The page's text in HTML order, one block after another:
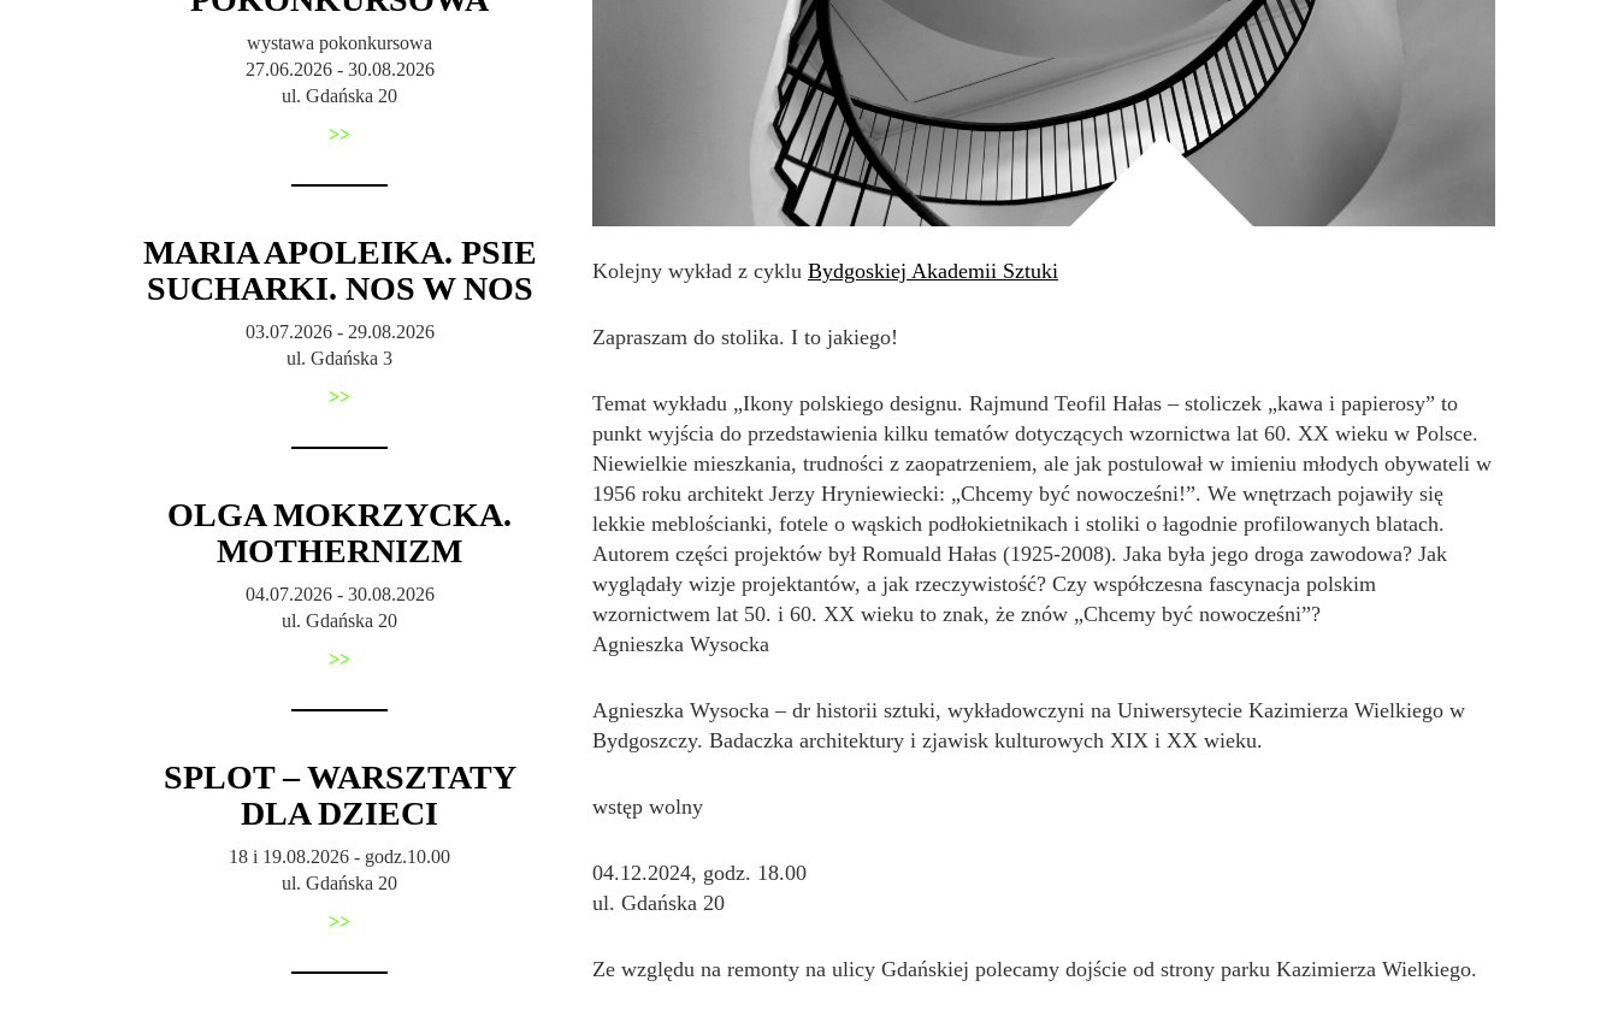
wystawa pokonkursowa
27.06.2026 - 30.08.2026
ul. Gdańska 20
>>
MARIA APOLEIKA. PSIE
SUCHARKI. NOS W NOS
03.07.2026 - 29.08.2026
ul. Gdańska 3
>>
OLGA MOKRZYCKA.
MOTHERNIZM
04.07.2026 - 30.08.2026
ul. Gdańska 20
>>
SPLOT – WARSZTATY
DLA DZIECI
18 i 19.08.2026 - godz.10.00
ul. Gdańska 20
>>
Kolejny wykład z cyklu Bydgoskiej Akademii Sztuki
Zapraszam do stolika. I to jakiego!
Temat wykładu „Ikony polskiego designu. Rajmund Teofil Hałas – stoliczek „kawa i papierosy” to
punkt wyjścia do przedstawienia kilku tematów dotyczących wzornictwa lat 60. XX wieku w Polsce.
Niewielkie mieszkania, trudności z zaopatrzeniem, ale jak postulował w imieniu młodych obywateli w
1956 roku architekt Jerzy Hryniewiecki: „Chcemy być nowocześni!”. We wnętrzach pojawiły się
lekkie meblościanki, fotele o wąskich podłokietnikach i stoliki o łagodnie profilowanych blatach.
Autorem części projektów był Romuald Hałas (1925-2008). Jaka była jego droga zawodowa? Jak
wyglądały wizje projektantów, a jak rzeczywistość? Czy współczesna fascynacja polskim
wzornictwem lat 50. i 60. XX wieku to znak, że znów „Chcemy być nowocześni”?
Agnieszka Wysocka
Agnieszka Wysocka – dr historii sztuki, wykładowczyni na Uniwersytecie Kazimierza Wielkiego w
Bydgoszczy. Badaczka architektury i zjawisk kulturowych XIX i XX wieku.
wstęp wolny
04.12.2024, godz. 18.00
ul. Gdańska 20
Ze względu na remonty na ulicy Gdańskiej polecamy dojście od strony parku Kazimierza Wielkiego.